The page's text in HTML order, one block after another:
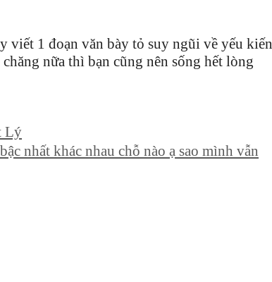
viết 1 đoạn văn bày tỏ suy ngũi về yếu kiến
nữa thì bạn cũng nên sống hết lòng
Lý
nhất khác nhau chỗ nào ạ sao mình vẫn